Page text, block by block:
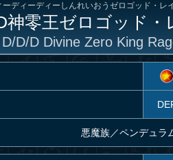
ーディーディーしんれいおうゼロゴッド・レ
神零王ゼロゴッド・
D/D Divine Zero King
悪魔族／ペンデュラ